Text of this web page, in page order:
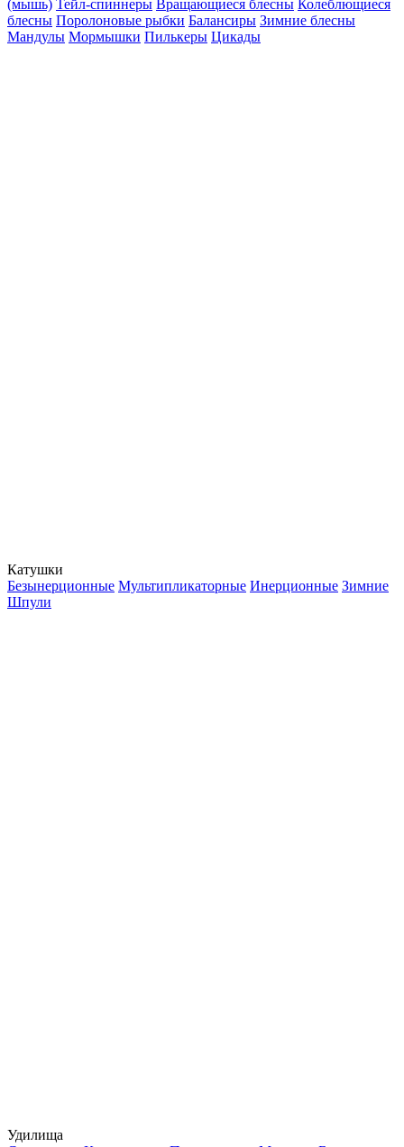
(мышь) Тейл-спиннеры Вращающиеся блесны Колеблющиеся
блесны Поролоновые рыбки Балансиры Зимние блесны
Мандулы Мормышки Пилькеры Цикады
Катушки
Безынерционные Мультипликаторные Инерционные Зимние
Шпули
Удилища